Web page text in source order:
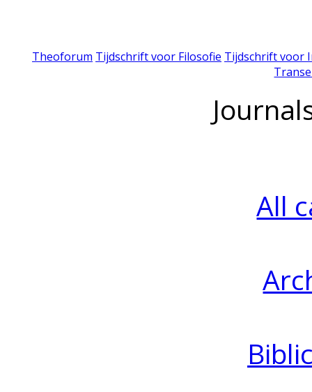
Theoforum Tijdschrift voor Filosofie Tijdschrift voor
All